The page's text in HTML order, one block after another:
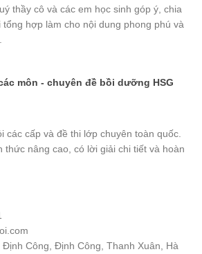
thầy cô và các em học sinh góp ý, chia
hợp làm cho nội dung phong phú và
môn - chuyên đề bồi dưỡng HSG
các cấp và đề thi lớp chuyên toàn quốc.
thức nâng cao, có lời giải chi tiết và hoàn
Định Công, Định Công, Thanh Xuân, Hà